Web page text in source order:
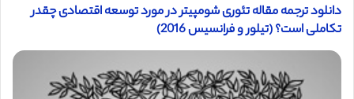
دانلود ترجمه مقاله تئوری شومپیتر در مورد توسعه اقتصادی چقدر
تکاملی است؟ (تیلور و فرانسیس 2016)